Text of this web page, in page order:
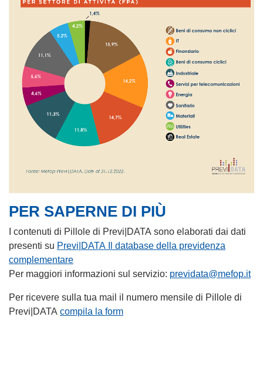
PER SAPERNE DI PIÙ
I contenuti di Pillole di Previ|DATA sono elaborati dai dati
presenti su Previ|DATA Il database della previdenza
complementare
Per maggiori informazioni sul servizio: previdata@mefop.it
Per ricevere sulla tua mail il numero mensile di Pillole di
Previ|DATA compila la form